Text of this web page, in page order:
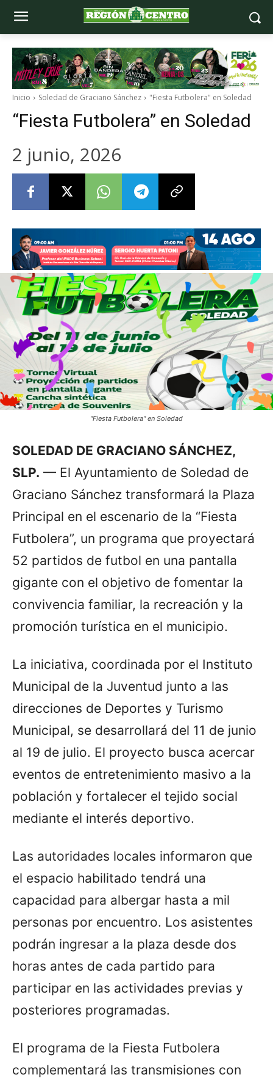
Inicio Soledad de Graciano Sánchez "Fiesta Futbolera" en Soledad
“Fiesta Futbolera” en Soledad
2 junio, 2026
"Fiesta Futbolera" en Soledad
SOLEDAD DE GRACIANO SÁNCHEZ,
SLP. — El Ayuntamiento de Soledad de
Graciano Sánchez transformará la Plaza
Principal en el escenario de la “Fiesta
Futbolera”, un programa que proyectará
52 partidos de futbol en una pantalla
gigante con el objetivo de fomentar la
convivencia familiar, la recreación y la
promoción turística en el municipio.
La iniciativa, coordinada por el Instituto
Municipal de la Juventud junto a las
direcciones de Deportes y Turismo
Municipal, se desarrollará del 11 de junio
al 19 de julio. El proyecto busca acercar
eventos de entretenimiento masivo a la
población y fortalecer el tejido social
mediante el interés deportivo.
Las autoridades locales informaron que
el espacio habilitado tendrá una
capacidad para albergar hasta a mil
personas por encuentro. Los asistentes
podrán ingresar a la plaza desde dos
horas antes de cada partido para
participar en las actividades previas y
posteriores programadas.
El programa de la Fiesta Futbolera
complementará las transmisiones con